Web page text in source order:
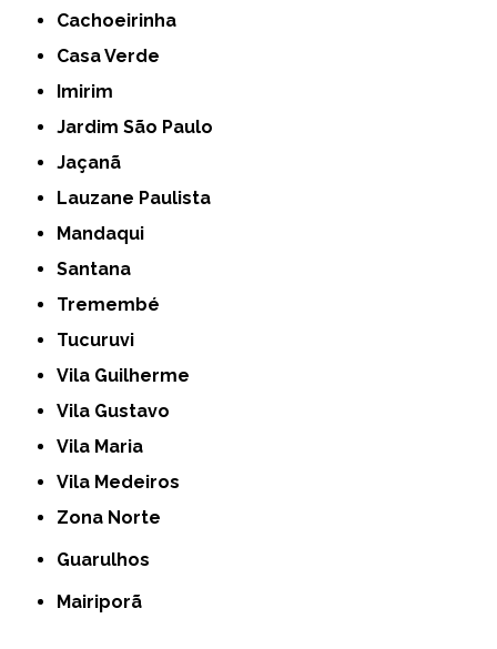
Cachoeirinha
Casa Verde
Imirim
Jardim São Paulo
Jaçanã
Lauzane Paulista
Mandaqui
Santana
Tremembé
Tucuruvi
Vila Guilherme
Vila Gustavo
Vila Maria
Vila Medeiros
Zona Norte
Guarulhos
Mairiporã